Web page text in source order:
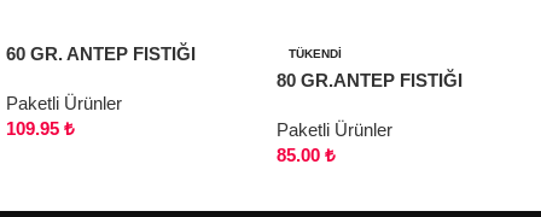
60 GR. ANTEP FISTIĞI
Paketli Ürünler
109.95 ₺
TÜKENDI
80 GR.ANTEP FISTIĞI
Paketli Ürünler
85.00 ₺